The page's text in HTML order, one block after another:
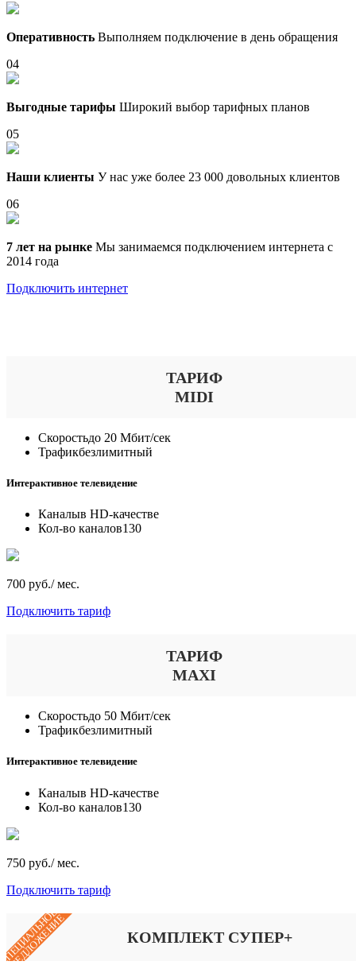
Оперативность Выполняем подключение в день обращения
04
Выгодные тарифы Широкий выбор тарифных планов
05
Наши клиенты У нас уже более 23 000 довольных клиентов
06
7 лет на рынке Мы занимаемся подключением интернета с
2014 года
Подключить интернет
ТАРИФ
MIDI
Скоростьдо 20 Мбит/сек
Трафикбезлимитный
Интерактивное телевидение
Каналыв HD-качестве
Кол-во каналов130
700 руб./ мес.
Подключить тариф
ТАРИФ
MAXI
Скоростьдо 50 Мбит/сек
Трафикбезлимитный
Интерактивное телевидение
Каналыв HD-качестве
Кол-во каналов130
750 руб./ мес.
Подключить тариф
ПРЕДЛОЖЕНИЕ КОМПЛЕКТ СУПЕР+